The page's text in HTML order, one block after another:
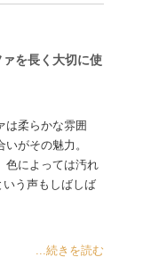
を長く大切に使
は柔らかな雰囲
がその魅力。
色によっては汚れ
う声もしばしば
...続きを読む